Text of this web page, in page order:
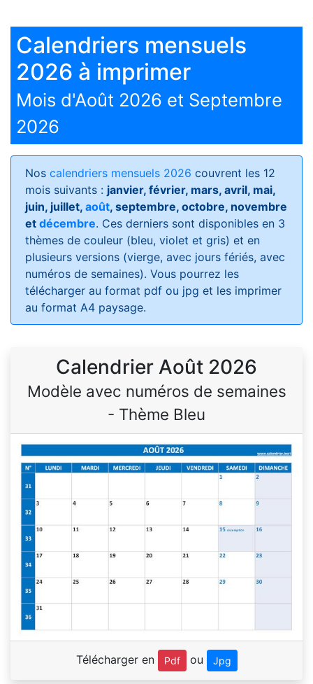
Calendriers mensuels
2026 à imprimer
Mois d'Août 2026 et Septembre
2026
Nos calendriers mensuels 2026 couvrent les 12
mois suivants : janvier, février, mars, avril, mai,
juin, juillet, août, septembre, octobre, novembre
et décembre. Ces derniers sont disponibles en 3
thèmes de couleur (bleu, violet et gris) et en
plusieurs versions (vierge, avec jours fériés, avec
numéros de semaines). Vous pourrez les
télécharger au format pdf ou jpg et les imprimer
au format A4 paysage.
Calendrier Août 2026
Modèle avec numéros de semaines
- Thème Bleu
Télécharger en Pdf ou Jpg